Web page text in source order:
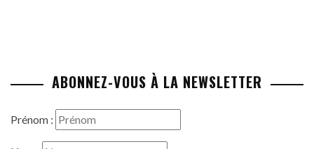
ABONNEZ-VOUS À LA NEWSLETTER
Prénom :